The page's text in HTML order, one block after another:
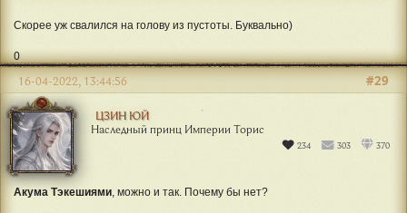
Скорее уж свалился на голову из пустоты. Буквально)
0
ЦЗИН ЮЙ
Наследный принц Империи Торис
234 303 370
#29
16-04-2022, 13:44:56
Акума Тэкешиями , можно и так. Почему бы нет?